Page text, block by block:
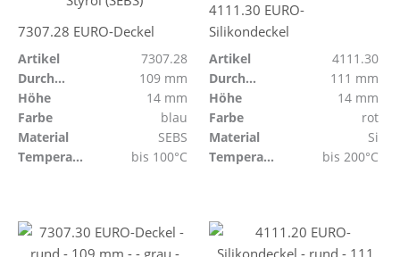
7307.28 EURO-Deckel
Artikel
7307.28
Durchmesser
109 mm
Höhe
14 mm
Farbe
blau
Material
SEBS
Temperaturbeständig
bis 100°C
4111.30 EURO-
Silikondeckel
Artikel
4111.30
Durchmesser
111 mm
Höhe
14 mm
Farbe
rot
Material
Si
Temperaturbeständig
bis 200°C